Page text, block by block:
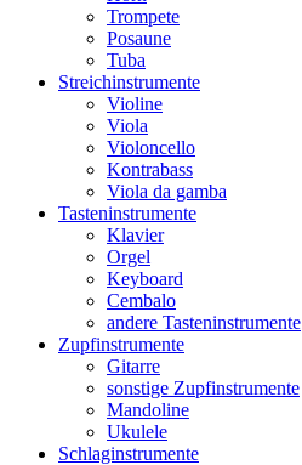
Trompete
Posaune
Tuba
Streichinstrumente
Violine
Viola
Violoncello
Kontrabass
Viola da gamba
Tasteninstrumente
Klavier
Orgel
Keyboard
Cembalo
andere Tasteninstrumente
Zupfinstrumente
Gitarre
sonstige Zupfinstrumente
Mandoline
Ukulele
Schlaginstrumente